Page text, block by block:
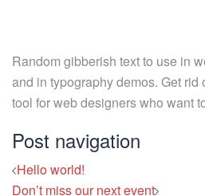
Random gibberish text to use in
and in typography demos. Get rid
tool for web designers who want
Post navigation
Hello world!
Don’t miss our next event